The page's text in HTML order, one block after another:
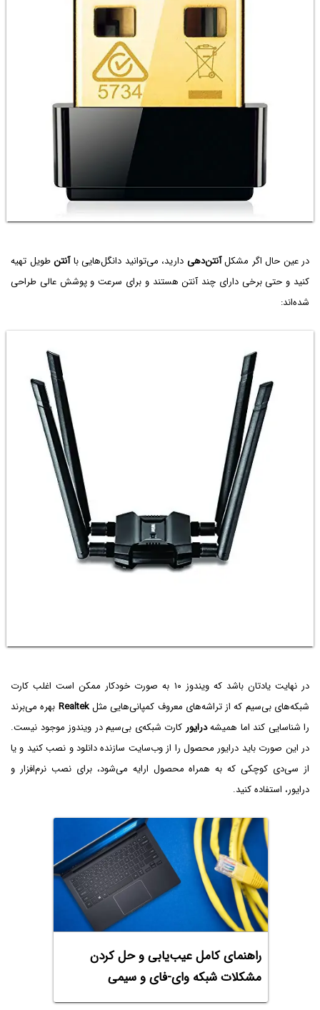
در عین حال اگر مشکلآنتن‌دهی دارید، می‌توانید دانگل‌هایی باآنتنطویل تهیه
کنید و حتی برخی دارای چند آنتن هستند و برای سرعت و پوشش عالی طراحی
شده‌اند:
در نهایت یادتان باشد که ویندوز ۱۰ به صورت خودکار ممکن است اغلب کارت
شبکه‌های بی‌سیم که از تراشه‌های معروف کمپانی‌هایی مثلRealtek بهره می‌برند
را شناسایی کند اما همیشهدرایورکارت شبکه‌ی بی‌سیم در ویندوز موجود نیست.
در این صورت باید درایور محصول را از وب‌سایت سازنده دانلود و نصب کنید و یا
از سی‌دی کوچکی که به همراه محصول ارایه می‌شود، برای نصب نرم‌افزار و
درایور، استفاده کنید.
راهنمای کامل عیب‌یابی و حل کردن
مشکلات شبکه وای-فای و سیمی